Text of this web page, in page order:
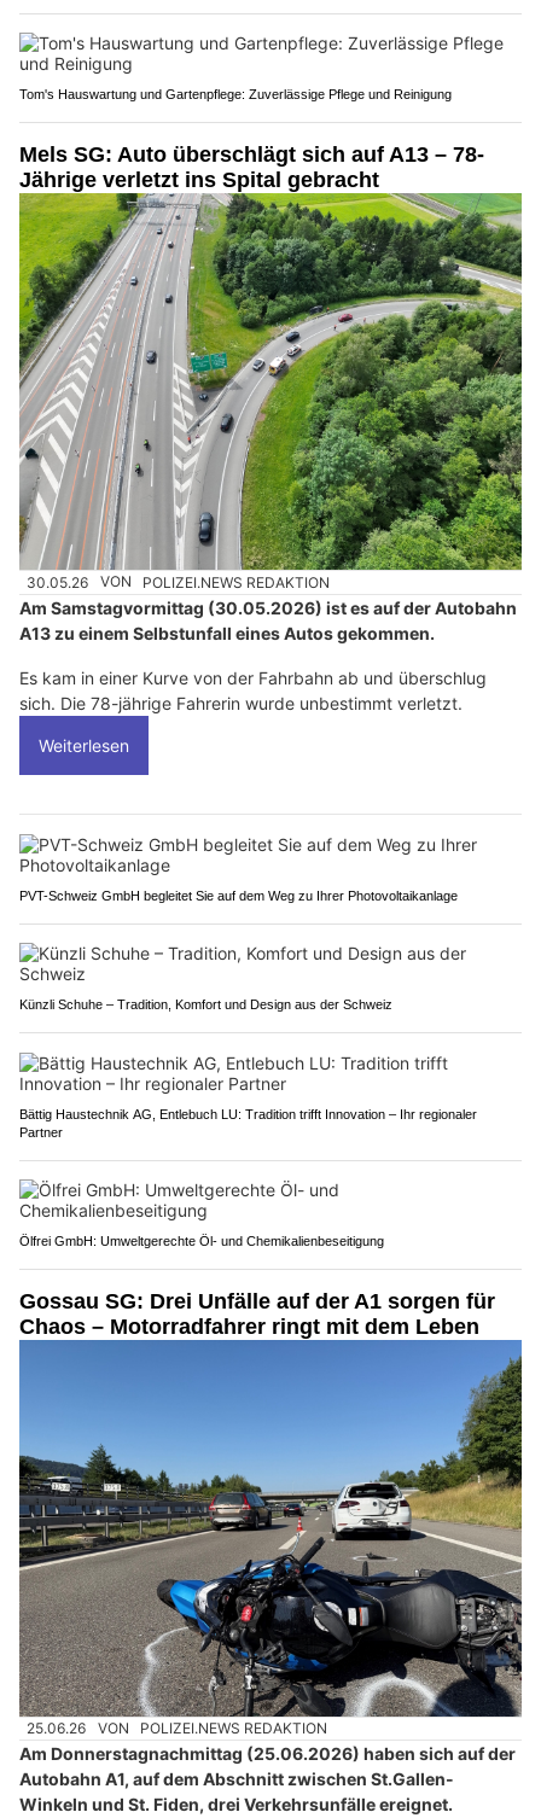
Tom's Hauswartung und Gartenpflege: Zuverlässige Pflege und Reinigung
Mels SG: Auto überschlägt sich auf A13 – 78-
Jährige verletzt ins Spital gebracht
30.05.26 VON POLIZEI.NEWS REDAKTION
Am Samstagvormittag (30.05.2026) ist es auf der Autobahn
A13 zu einem Selbstunfall eines Autos gekommen.
Es kam in einer Kurve von der Fahrbahn ab und überschlug
sich. Die 78-jährige Fahrerin wurde unbestimmt verletzt.
Weiterlesen
PVT-Schweiz GmbH begleitet Sie auf dem Weg zu Ihrer Photovoltaikanlage
Künzli Schuhe – Tradition, Komfort und Design aus der Schweiz
Bättig Haustechnik AG, Entlebuch LU: Tradition trifft Innovation – Ihr regionaler
Partner
Ölfrei GmbH: Umweltgerechte Öl- und Chemikalienbeseitigung
Gossau SG: Drei Unfälle auf der A1 sorgen für
Chaos – Motorradfahrer ringt mit dem Leben
25.06.26 VON POLIZEI.NEWS REDAKTION
Am Donnerstagnachmittag (25.06.2026) haben sich auf der
Autobahn A1, auf dem Abschnitt zwischen St.Gallen-
Winkeln und St. Fiden, drei Verkehrsunfälle ereignet.